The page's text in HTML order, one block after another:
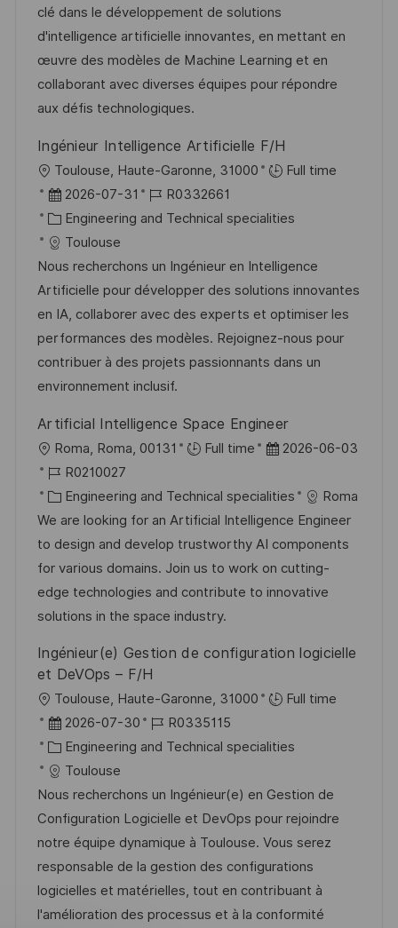
l
i
c
h
u
n
g
e
r
V
e
f
f
n
l
i
c
h
u
g
D
g
o
r
i
e
clé dans le développement de solutions
d'intelligence artificielle innovantes, en mettant en
œuvre des modèles de Machine Learning et en
collaborant avec diverses équipes pour répondre
aux défis technologiques.
Ingénieur Intelligence Artificielle F/H
O
r
t
Toulouse, Haute-Garonne, 31000
Full time
D
a
t
u
m
d
e
r
V
r
ö
f
f
e
n
t
l
i
c
h
u
n
g
2026-07-31
J
o
-
I
D
R0332661
K
a
t
e
g
o
r
i
Engineering and Technical specialities
Toulouse
Nous recherchons un Ingénieur en Intelligence
Artificielle pour développer des solutions innovantes
en IA, collaborer avec des experts et optimiser les
performances des modèles. Rejoignez-nous pour
contribuer à des projets passionnants dans un
environnement inclusif.
Artificial Intelligence Space Engineer
O
r
t
Roma, Roma, 00131 Full time
D
t
u
m
d
e
e
2026-06-03
J
o
b
-
I
D
R0210027
K
a
t
e
g
o
i
Engineering and Technical specialities
Roma
We are looking for an Artificial Intelligence Engineer
to design and develop trustworthy AI components
for various domains. Join us to work on cutting-
edge technologies and contribute to innovative
solutions in the space industry.
Ingénieur(e) Gestion de configuration logicielle
et DeVOps – F/H
O
r
t
Toulouse, Haute-Garonne, 31000
Full time
D
a
t
u
m
d
e
r
V
2026-07-30
J
o
-
I
D
R0335115
K
a
t
e
g
o
r
i
Engineering and Technical specialities
Toulouse
Nous recherchons un Ingénieur(e) en Gestion de
Configuration Logicielle et DevOps pour rejoindre
notre équipe dynamique à Toulouse. Vous serez
responsable de la gestion des configurations
logicielles et matérielles, tout en contribuant à
l'amélioration des processus et à la conformité